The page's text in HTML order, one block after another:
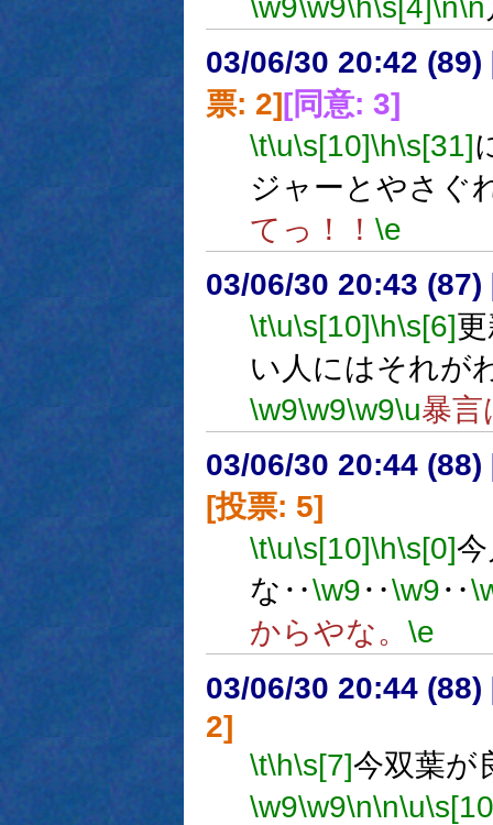
\w9\w9\h\s[4]\n\n
03/06/30 20:42 (89)
票: 2][同意: 3]
\t\u\s[10]\h\s[31]
ジャーとやさぐ
てっ！！ \e
03/06/30 20:43 (87)
\t\u\s[10]\h\s[6]
い人にはそれが
\w9\w9\w9\u暴言
03/06/30 20:44 (88)
[投票: 5]
\t\u\s[10]\h\s[0]
な‥\w9‥\w9‥
からやな。 \e
03/06/30 20:44 (88)
2]
\t\h\s[7]今双葉が
\w9\w9\n\n\u